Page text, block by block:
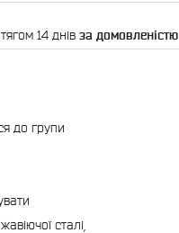
14 днів за домовленістю
до групи
сталі,